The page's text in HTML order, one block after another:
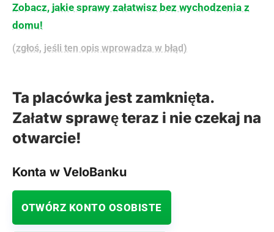
Zobacz, jakie sprawy załatwisz bez wychodzenia z
domu!
(zgłoś, jeśli ten opis wprowadza w błąd)
Ta placówka jest zamknięta.
Załatw sprawę teraz i nie czekaj na
otwarcie!
Konta w VeloBanku
OTWÓRZ KONTO OSOBISTE